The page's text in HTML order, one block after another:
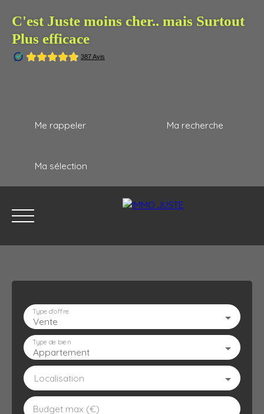
C'est Juste moins cher.. mais Surtout
Plus efficace
Me rappeler Ma recherche
Ma sélection
ACCUEIL ESTIMATION
Vente
Type d'offre
Appartement
Type de bien
Localisation
Budget max (€)